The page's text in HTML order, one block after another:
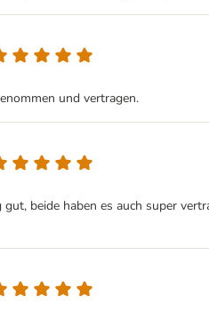
und vertragen.
beide haben es auch super